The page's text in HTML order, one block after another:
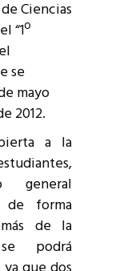
Ciencias
“1º
se
mayo
2012.
a la
general
de forma
de la
podrá